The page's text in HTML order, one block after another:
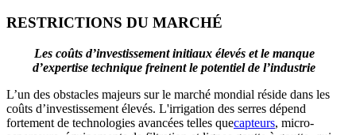
RESTRICTIONS DU MARCHÉ
Les coûts d’investissement initiaux élevés et le manque
d’expertise technique freinent le potentiel de l’industrie
L’un des obstacles majeurs sur le marché mondial réside dans les
coûts d’investissement élevés. L'irrigation des serres dépend
fortement de technologies avancées telles quecapteurs, micro-